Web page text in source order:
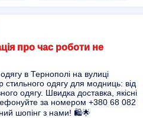
про час роботи не
в Тернополі на вулиці
одягу для модниць: від
одягу. Швидка доставка, якісні
за номером +380 68 082
шопінг з нами! 🛍️🌟